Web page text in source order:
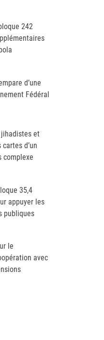
242
d’une
Fédéral
jihadistes et
d’un
complexe
35,4
appuyer les
publiques
le
avec